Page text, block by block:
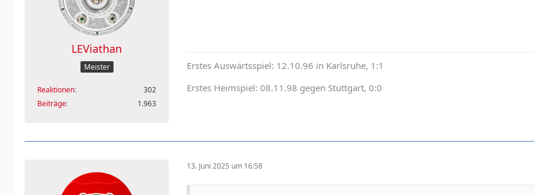
LEViathan
Meister
Reaktionen
302
Beiträge
1.963
Erstes Auswärtsspiel: 12.10.96 in Karlsruhe, 1:1
Erstes Heimspiel: 08.11.98 gegen Stuttgart, 0:0
13. Juni 2025 um 16:58